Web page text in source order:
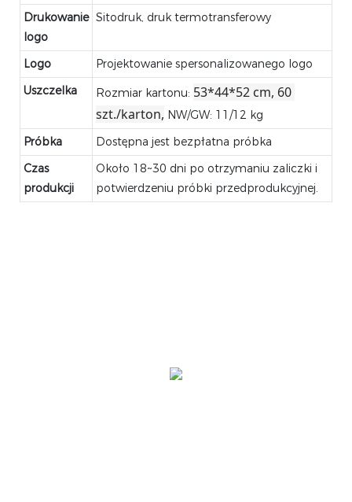
Drukowanie
logo
Sitodruk, druk termotransferowy
Logo
Projektowanie spersonalizowanego logo
Uszczelka
Rozmiar kartonu: 53*44*52 cm, 60
szt./karton, NW/GW: 11/12 kg
Próbka
Dostępna jest bezpłatna próbka
Czas
produkcji
Około 18~30 dni po otrzymaniu zaliczki i
potwierdzeniu próbki przedprodukcyjnej.